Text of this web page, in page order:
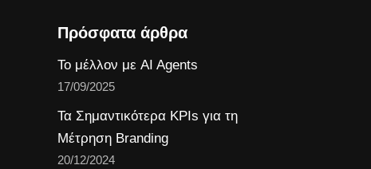
Πρόσφατα άρθρα
Το μέλλον με AI Agents
17/09/2025
Τα Σημαντικότερα KPIs για τη
Μέτρηση Branding
20/12/2024